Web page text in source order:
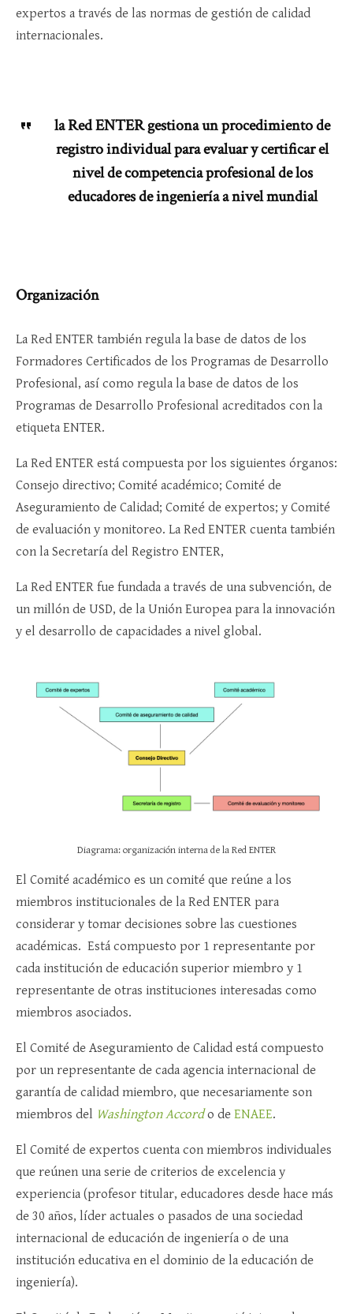
expertos a través de las normas de gestión de calidad
internacionales.
la Red ENTER gestiona un procedimiento de
registro individual para evaluar y certificar el
nivel de competencia profesional de los
educadores de ingeniería a nivel mundial
Organización
La Red ENTER también regula la base de datos de los
Formadores Certificados de los Programas de Desarrollo
Profesional, así como regula la base de datos de los
Programas de Desarrollo Profesional acreditados con la
etiqueta ENTER.
La Red ENTER está compuesta por los siguientes órganos:
Consejo directivo; Comité académico; Comité de
Aseguramiento de Calidad; Comité de expertos; y Comité
de evaluación y monitoreo. La Red ENTER cuenta también
con la Secretaría del Registro ENTER,
La Red ENTER fue fundada a través de una subvención, de
un millón de USD, de la Unión Europea para la innovación
y el desarrollo de capacidades a nivel global.
Diagrama: organización interna de la Red ENTER
El Comité académico es un comité que reúne a los
miembros institucionales de la Red ENTER para
considerar y tomar decisiones sobre las cuestiones
académicas. Está compuesto por 1 representante por
cada institución de educación superior miembro y 1
representante de otras instituciones interesadas como
miembros asociados.
El Comité de Aseguramiento de Calidad está compuesto
por un representante de cada agencia internacional de
garantía de calidad miembro, que necesariamente son
miembros del Washington Accord o de ENAEE.
El Comité de expertos cuenta con miembros individuales
que reúnen una serie de criterios de excelencia y
experiencia (profesor titular, educadores desde hace más
de 30 años, líder actuales o pasados de una sociedad
internacional de educación de ingeniería o de una
institución educativa en el dominio de la educación de
ingeniería).